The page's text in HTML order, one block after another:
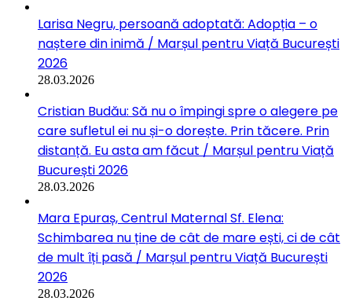
Larisa Negru, persoană adoptată: Adopția – o
naștere din inimă / Marșul pentru Viață București
2026
28.03.2026
Cristian Budău: Să nu o împingi spre o alegere pe
care sufletul ei nu și-o dorește. Prin tăcere. Prin
distanță. Eu asta am făcut / Marșul pentru Viață
București 2026
28.03.2026
Mara Epuraș, Centrul Maternal Sf. Elena:
Schimbarea nu ține de cât de mare ești, ci de cât
de mult îți pasă / Marșul pentru Viață București
2026
28.03.2026